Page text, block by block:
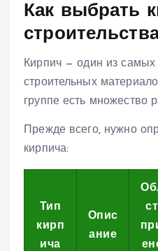
Как выбрать
Кирпич — один из самых
строительных
группе есть множество
Прежде всего, нужно
кирпича:
Тип
кирп
ича
Опис
ание